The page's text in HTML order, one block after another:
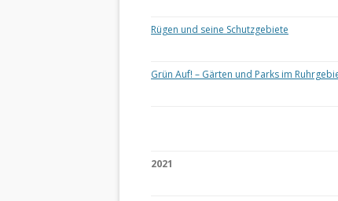
Rügen und seine Schutzgebiete
Grün Auf! – Gärten und Parks im
2021